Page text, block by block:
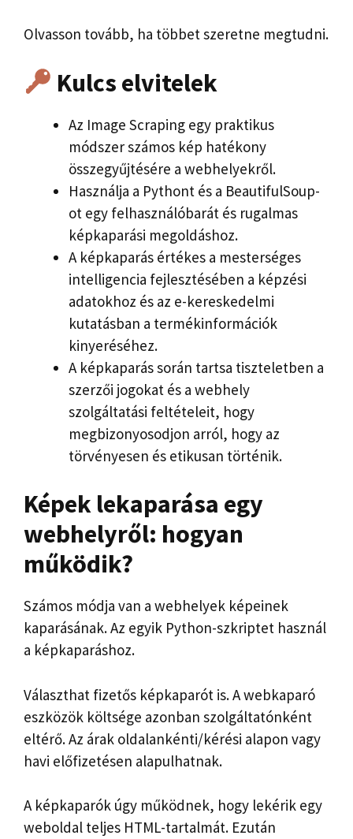
Olvasson tovább, ha többet szeretne megtudni.
Kulcs elvitelek
Az Image Scraping egy praktikus
módszer számos kép hatékony
összegyűjtésére a webhelyekről.
Használja a Pythont és a BeautifulSoup-
ot egy felhasználóbarát és rugalmas
képkaparási megoldáshoz.
A képkaparás értékes a mesterséges
intelligencia fejlesztésében a képzési
adatokhoz és az e-kereskedelmi
kutatásban a termékinformációk
kinyeréséhez.
A képkaparás során tartsa tiszteletben a
szerzői jogokat és a webhely
szolgáltatási feltételeit, hogy
megbizonyosodjon arról, hogy az
törvényesen és etikusan történik.
Képek lekaparása egy
webhelyről: hogyan
működik?
Számos módja van a webhelyek képeinek
kaparásának. Az egyik Python-szkriptet használ
a képkaparáshoz.
Választhat fizetős képkaparót is. A webkaparó
eszközök költsége azonban szolgáltatónként
eltérő. Az árak oldalankénti/kérési alapon vagy
havi előfizetésen alapulhatnak.
A képkaparók úgy működnek, hogy lekérik egy
weboldal teljes HTML-tartalmát. Ezután